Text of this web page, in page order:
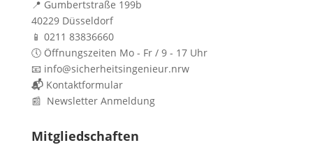
📍 Gumbertstraße 199b
40229 Düsseldorf
📱 0211 83836660
🕔 Öffnungszeiten Mo - Fr / 9 - 17 Uhr
📧 info@sicherheitsingenieur.nrw
📬 Kontaktformular
📰 Newsletter Anmeldung
Mitgliedschaften